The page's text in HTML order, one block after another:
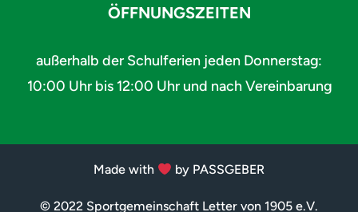
ÖFFNUNGSZEITEN
außerhalb der Schulferien jeden Donnerstag:
10:00 Uhr bis 12:00 Uhr und nach Vereinbarung
Made with by PASSGEBER
© 2022 Sportgemeinschaft Letter von 1905 e.V.